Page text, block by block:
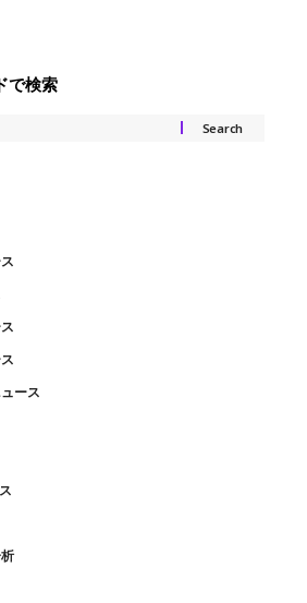
で検索
ース